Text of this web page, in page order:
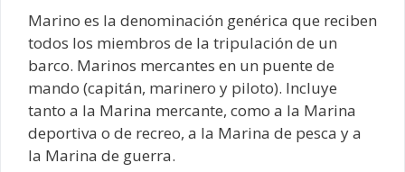
Marino es la denominación genérica que reciben
todos los miembros de la tripulación de un
barco. Marinos mercantes en un puente de
mando (capitán, marinero y piloto). Incluye
tanto a la Marina mercante, como a la Marina
deportiva o de recreo, a la Marina de pesca y a
la Marina de guerra.